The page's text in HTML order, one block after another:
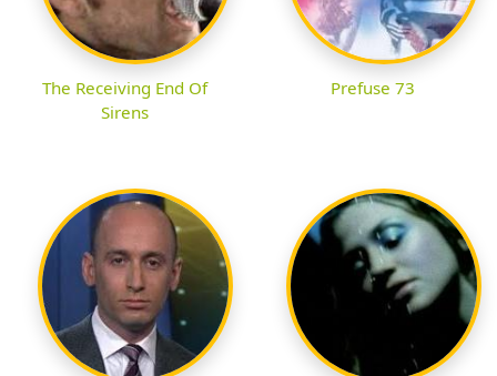
The Receiving End Of
Sirens
Prefuse 73